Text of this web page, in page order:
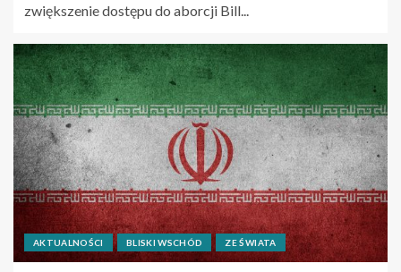
zwiększenie dostępu do aborcji Bill...
AKTUALNOŚCI BLISKI WSCHÓD ZE ŚWIATA